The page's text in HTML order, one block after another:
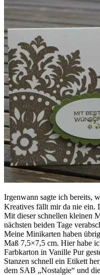
Irgenwann sagte ich bereits,
Kreatives fällt mir da nie ein.
Mit dieser schnellen kleinen
nächsten beiden Tage
Meine Minikarten haben
Maß 7,5×7,5 cm. Hier habe
Farbkarton in Vanille Pur
Stanzen schnell ein Etikett
dem SAB „Nostalgie“ und